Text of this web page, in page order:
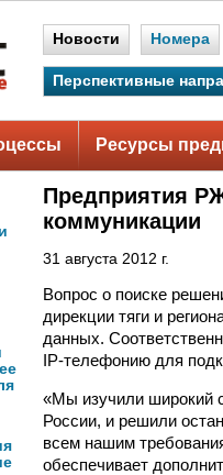
Новости Номера
Перспективные
Ресурсы
Предприятия
коммуникации
31 августа 2012 г.
Вопрос о поиске
дирекции тяги и
данных.
IP-телефонию для
«Мы изучили широкий
России, и решили
всем нашим
обеспечивает